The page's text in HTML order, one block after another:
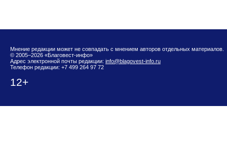
Мнение редакции может не совпадать с мнением авторов отдельных материалов.
© 2005–2026 «Благовест-инфо»
Адрес электронной почты редакции: info@blagovest-info.ru
Телефон редакции: +7 499 264 97 72
12+